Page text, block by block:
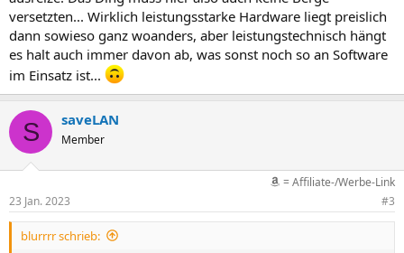
versetzten... Wirklich leistungsstarke Hardware liegt preislich
dann sowieso ganz woanders, aber leistungstechnisch hängt
es halt auch immer davon ab, was sonst noch so an Software
im Einsatz ist...
S saveLAN
Member
= Affiliate-/Werbe-Link
23 Jan. 2023
#3
blurrrr schrieb: